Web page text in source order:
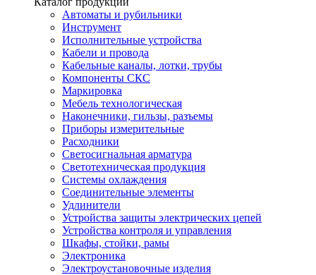
Автоматы и рубильники
Инструмент
Исполнительные устройства
Кабели и провода
Кабельные каналы, лотки, трубы
Компоненты СКС
Маркировка
Мебель технологическая
Наконечники, гильзы, разъемы
Приборы измерительные
Расходники
Светосигнальная арматура
Светотехническая продукция
Системы охлаждения
Соединительные элементы
Удлинители
Устройства защиты электрических цепей
Устройства контроля и управления
Шкафы, стойки, рамы
Электроника
Электроустановочные изделия